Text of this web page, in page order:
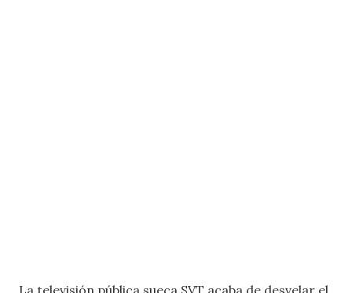
La televisión pública sueca SVT acaba de desvelar el